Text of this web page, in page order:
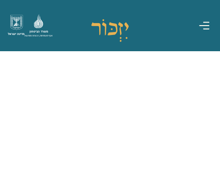
מדינת ישראל
משרד הביטחון
אגף משפחות, הנצחה ומורשת